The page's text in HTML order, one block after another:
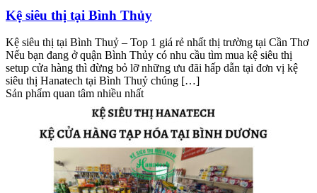
Kệ siêu thị tại Bình Thủy
Kệ siêu thị tại Bình Thuỷ – Top 1 giá rẻ nhất thị trường tại Cần Thơ
Nếu bạn đang ở quận Bình Thủy có nhu cầu tìm mua kệ siêu thị
setup cửa hàng thì đừng bỏ lỡ những ưu đãi hấp dẫn tại đơn vị kệ
siêu thị Hanatech tại Bình Thuỷ chúng […]
Sản phẩm quan tâm nhiều nhất